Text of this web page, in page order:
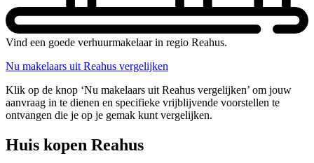
Vind een goede verhuurmakelaar in regio Reahus.
Nu makelaars uit Reahus vergelijken
Klik op de knop ‘Nu makelaars uit Reahus vergelijken’ om jouw
aanvraag in te dienen en specifieke vrijblijvende voorstellen te
ontvangen die je op je gemak kunt vergelijken.
Huis kopen Reahus